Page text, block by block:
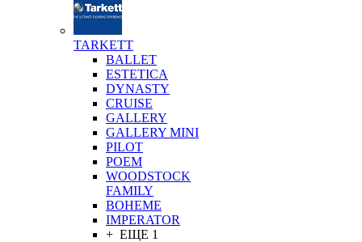
TARKETT
BALLET
ESTETICA
DYNASTY
CRUISE
GALLERY
GALLERY MINI
PILOT
POEM
WOODSTOCK
FAMILY
BOHEME
IMPERATOR
+ ЕЩЕ 1